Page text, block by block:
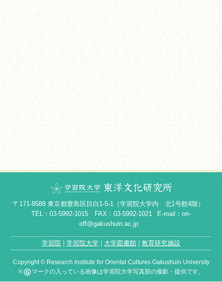
〒171-8588 東京都豊島区目白1-5-1（学習院大学内 北1号館4階）
TEL：03-5992-1015 FAX：03-5992-1021
E-mail：ori-
off@gakushuin.ac.jp
学習院 学習院大学 大学図書館 教育研究施設
Copyright © Research Institute for Oriental Cultures Gakushuin University
※
マークの入っている画像は学習院大学写真部の撮影・提供です。